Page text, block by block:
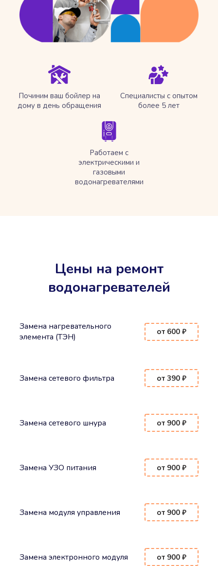
Починим ваш бойлер на
дому в день обращения
Специалисты с опытом
более 5 лет
Работаем с
электрическими и
газовыми
водонагревателями
Цены на ремонт
водонагревателей
Замена нагревательного
элемента (ТЭН)
от 600 ₽
Замена сетевого фильтра от 390 ₽
Замена сетевого шнура от 900 ₽
Замена УЗО питания от 900 ₽
Замена модуля управления от 900 ₽
Замена электронного модуля от 900 ₽